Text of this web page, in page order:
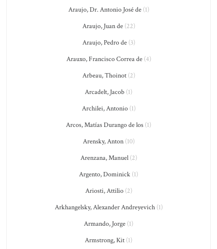
Araujo, Dr. Antonio José de(1)
Araujo, Juan de(22)
Araujo, Pedro de(3)
Arauxo, Francisco Correa de(4)
Arbeau, Thoinot(2)
Arcadelt, Jacob (1)
Archilei, Antonio(1)
Arcos, Matías Durango de los (1)
Arensky, Anton(10)
Arenzana, Manuel(2)
Argento, Dominick (1)
Ariosti, Attilio(2)
Arkhangelsky, Alexander Andreyevich(1)
Armando, Jorge (1)
Armstrong, Kit (1)